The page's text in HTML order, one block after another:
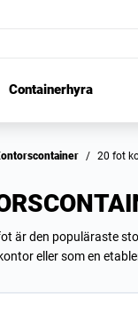
Containerhyra
Kontorscontainer / 20 fot
är den populäraste
eller som en